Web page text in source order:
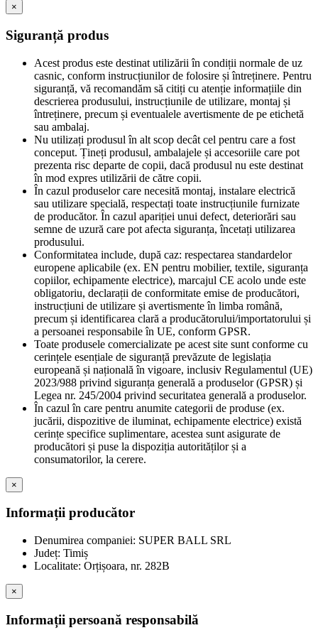
×
Siguranță produs
Acest produs este destinat utilizării în condiții normale de uz
casnic, conform instrucțiunilor de folosire și întreținere. Pentru
siguranță, vă recomandăm să citiți cu atenție informațiile din
descrierea produsului, instrucțiunile de utilizare, montaj și
întreținere, precum și eventualele avertismente de pe etichetă
sau ambalaj.
Nu utilizați produsul în alt scop decât cel pentru care a fost
conceput. Țineți produsul, ambalajele și accesoriile care pot
prezenta risc departe de copii, dacă produsul nu este destinat
în mod expres utilizării de către copii.
În cazul produselor care necesită montaj, instalare electrică
sau utilizare specială, respectați toate instrucțiunile furnizate
de producător. În cazul apariției unui defect, deteriorări sau
semne de uzură care pot afecta siguranța, încetați utilizarea
produsului.
Conformitatea include, după caz: respectarea standardelor
europene aplicabile (ex. EN pentru mobilier, textile, siguranța
copiilor, echipamente electrice), marcajul CE acolo unde este
obligatoriu, declarații de conformitate emise de producători,
instrucțiuni de utilizare și avertismente în limba română,
precum și identificarea clară a producătorului/importatorului și
a persoanei responsabile în UE, conform GPSR.
Toate produsele comercializate pe acest site sunt conforme cu
cerințele esențiale de siguranță prevăzute de legislația
europeană și națională în vigoare, inclusiv Regulamentul (UE)
2023/988 privind siguranța generală a produselor (GPSR) și
Legea nr. 245/2004 privind securitatea generală a produselor.
În cazul în care pentru anumite categorii de produse (ex.
jucării, dispozitive de iluminat, echipamente electrice) există
cerințe specifice suplimentare, acestea sunt asigurate de
producători și puse la dispoziția autorităților și a
consumatorilor, la cerere.
×
Informații producător
Denumirea companiei: SUPER BALL SRL
Județ: Timiș
Localitate: Orțișoara, nr. 282B
×
Informații persoană responsabilă